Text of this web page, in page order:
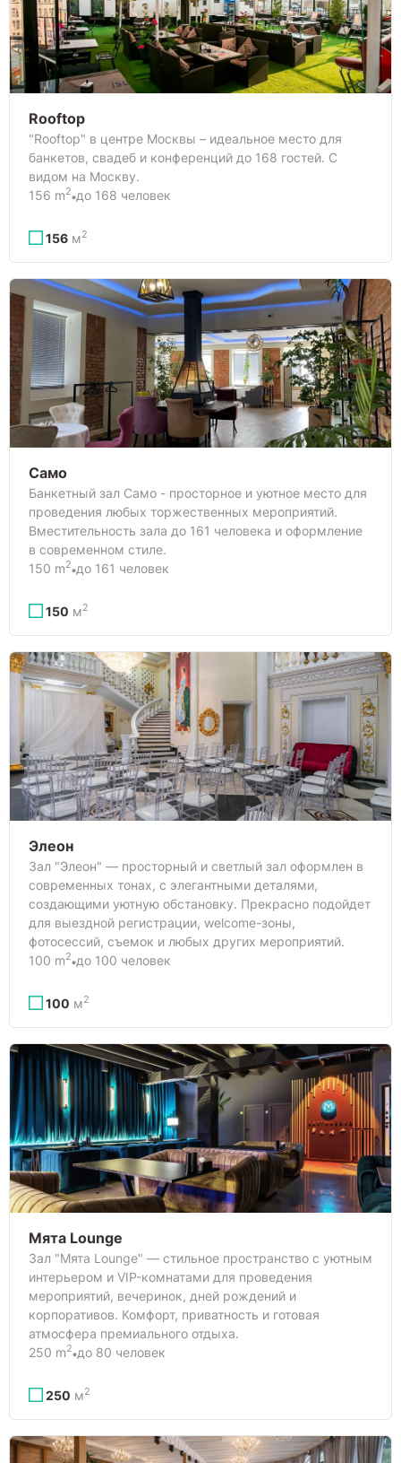
Rooftop
"Rooftop" в центре Москвы – идеальное место для
банкетов, свадеб и конференций до 168 гостей. С
видом на Москву.
156 m2 до 168 человек
156 м2
Само
Банкетный зал Само - просторное и уютное место для
проведения любых торжественных мероприятий.
Вместительность зала до 161 человека и оформление
в современном стиле.
150 m2 до 161 человек
150 м2
Элеон
Зал "Элеон" — просторный и светлый зал оформлен в
современных тонах, с элегантными деталями,
создающими уютную обстановку. Прекрасно подойдет
для выездной регистрации, welcome-зоны,
фотосессий, съемок и любых других мероприятий.
100 m2 до 100 человек
100 м2
Мята Lounge
Зал "Мята Lounge" — стильное пространство с уютным
интерьером и VIP-комнатами для проведения
мероприятий, вечеринок, дней рождений и
корпоративов. Комфорт, приватность и готовая
атмосфера премиального отдыха.
250 m2 до 80 человек
250 м2